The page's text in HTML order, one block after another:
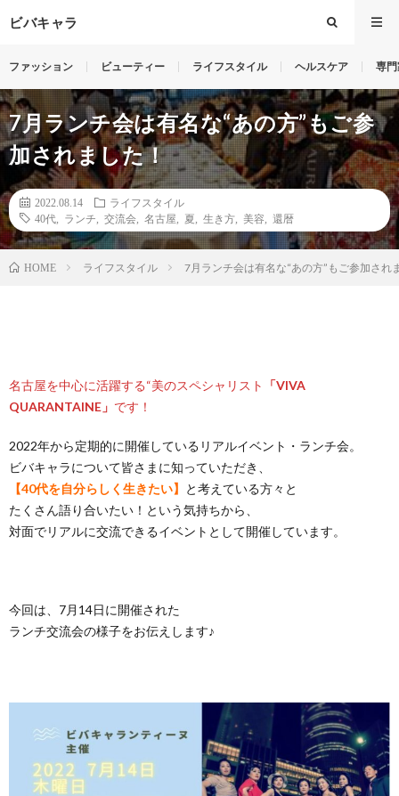
ビバキャラ
ファッション ビューティー ライフスタイル ヘルスケア 専
7月ランチ会は有名な“あの方”もご参
加されました！
2022.08.14
ライフスタイル
40代
ランチ 交流会 名古屋 夏 生き方 美容 還暦
HOME ライフスタイル 7月ランチ会は有名な“あの方”もご参加され
名古屋を中心に活躍する“美のスペシャリスト
「VIVA
QUARANTAINE」 です！
2022年から定期的に開催しているリアルイベント・ランチ会。
ビバキャラについて皆さまに知っていただき、
【40代を自分らしく生きたい】
と考えている方々と
たくさん語り合いたい！という気持ちから、
対面でリアルに交流できるイベントとして開催しています。
今回は、7月14日に開催された
ランチ交流会の様子をお伝えします♪